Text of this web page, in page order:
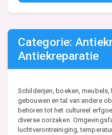
Categorie:
Antiekreparatie
Schilderijen, boeken,
gebouwen en tal van andere
behoren tot het cultureel
diverse oorzaken.
luchtverontreiniging,